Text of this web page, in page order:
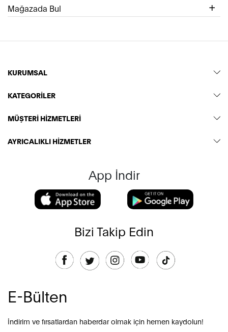
Mağazada Bul
KURUMSAL
KATEGORİLER
MÜŞTERİ HİZMETLERİ
AYRICALIKLI HİZMETLER
App İndir
Bizi Takip Edin
E-Bülten
İndirim ve fırsatlardan haberdar olmak için hemen kaydolun!